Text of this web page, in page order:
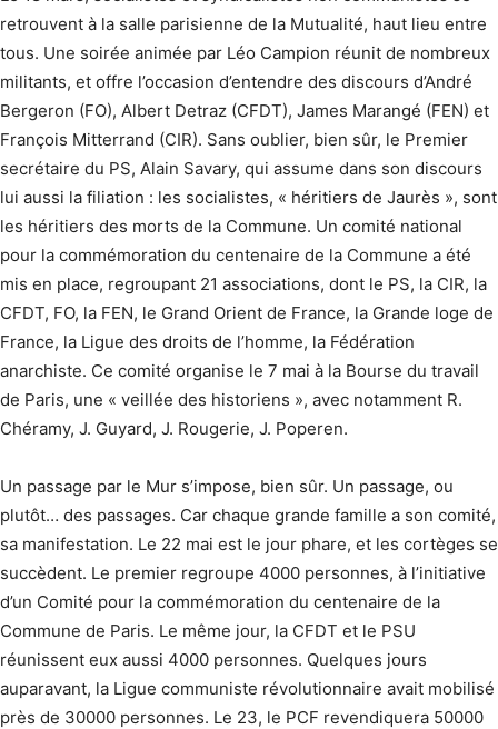
retrouvent à la salle parisienne de la Mutualité, haut lieu entre
tous. Une soirée animée par Léo Campion réunit de nombreux
militants, et offre l’occasion d’entendre des discours d’André
Bergeron (FO), Albert Detraz (CFDT), James Marangé (FEN) et
François Mitterrand (CIR). Sans oublier, bien sûr, le Premier
secrétaire du PS, Alain Savary, qui assume dans son discours
lui aussi la filiation : les socialistes, « héritiers de Jaurès », sont
les héritiers des morts de la Commune. Un comité national
pour la commémoration du centenaire de la Commune a été
mis en place, regroupant 21 associations, dont le PS, la CIR, la
CFDT, FO, la FEN, le Grand Orient de France, la Grande loge de
France, la Ligue des droits de l’homme, la Fédération
anarchiste. Ce comité organise le 7 mai à la Bourse du travail
de Paris, une « veillée des historiens », avec notamment R.
Chéramy, J. Guyard, J. Rougerie, J. Poperen.
Un passage par le Mur s’impose, bien sûr. Un passage, ou
plutôt… des passages. Car chaque grande famille a son comité,
sa manifestation. Le 22 mai est le jour phare, et les cortèges se
succèdent. Le premier regroupe 4000 personnes, à l’initiative
d’un Comité pour la commémoration du centenaire de la
Commune de Paris. Le même jour, la CFDT et le PSU
réunissent eux aussi 4000 personnes. Quelques jours
auparavant, la Ligue communiste révolutionnaire avait mobilisé
près de 30000 personnes. Le 23, le PCF revendiquera 50000